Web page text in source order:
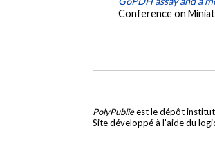
Conference on
PolyPublieest le dépôt
Site développé à l'aide du